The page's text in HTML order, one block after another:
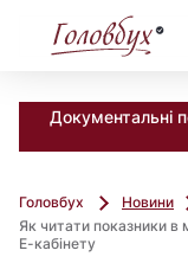
Документальні
Головбух Новини
Як читати показники в
Е-кабінету